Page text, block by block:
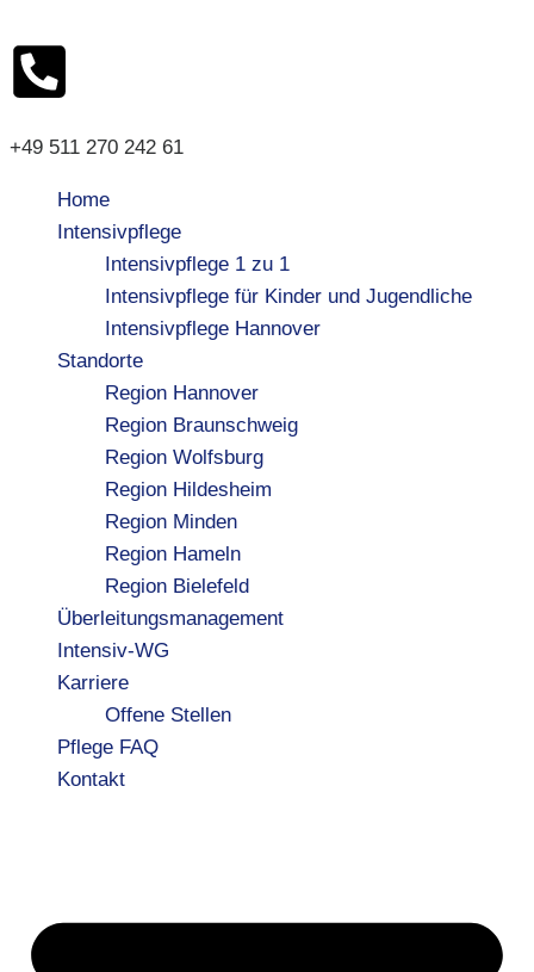
+49 511 270 242 61
Home
Intensivpflege
Intensivpflege 1 zu 1
Intensivpflege für Kinder und Jugendliche
Intensivpflege Hannover
Standorte
Region Hannover
Region Braunschweig
Region Wolfsburg
Region Hildesheim
Region Minden
Region Hameln
Region Bielefeld
Überleitungsmanagement
Intensiv-WG
Karriere
Offene Stellen
Pflege FAQ
Kontakt